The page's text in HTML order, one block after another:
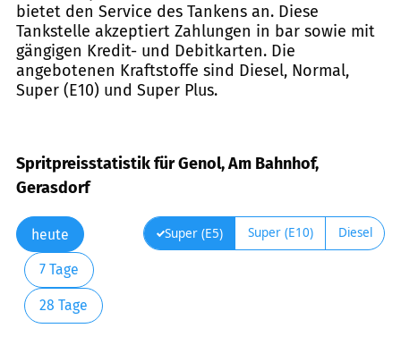
bietet den Service des Tankens an. Diese
Tankstelle akzeptiert Zahlungen in bar sowie mit
gängigen Kredit- und Debitkarten. Die
angebotenen Kraftstoffe sind Diesel, Normal,
Super (E10) und Super Plus.
Spritpreisstatistik für Genol, Am Bahnhof,
Gerasdorf
heute
7 Tage
28 Tage
Super (E5) Super (E10) Diesel